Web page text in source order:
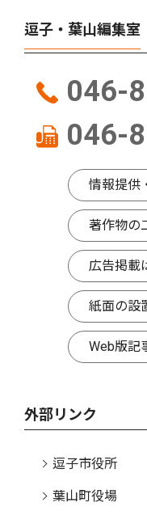
逗子・葉山編集室
046-
046-
情報提供
著作物の
広告掲載
紙面の設
Web版記
外部リンク
逗子市役所
葉山町役場